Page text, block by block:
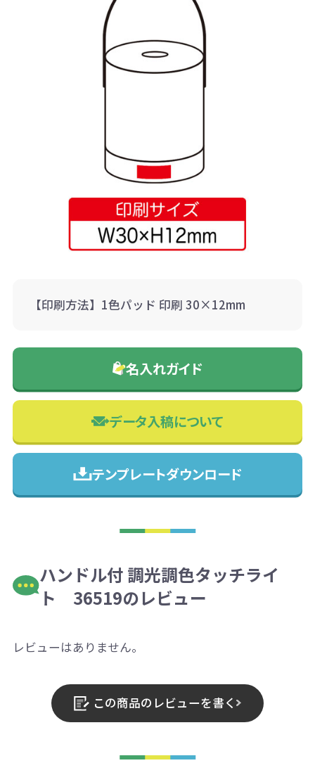
【印刷方法】1色パッド 印刷 30×12mm
名入れガイド
データ入稿について
テンプレートダウンロード
ハンドル付 調光調色タッチライ
ト 36519のレビュー
レビューはありません。
この商品のレビューを書く